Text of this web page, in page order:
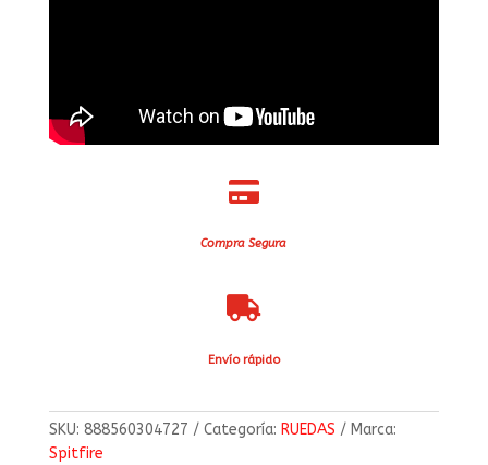

Compra Segura

Envío rápido
SKU: 888560304727 Categoría: RUEDAS
Marca:
Spitfire